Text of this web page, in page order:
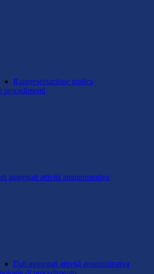
Rappresentazione grafica
procedimenti
aggregati attività amministrativa
Dati aggregati attività amministrativa